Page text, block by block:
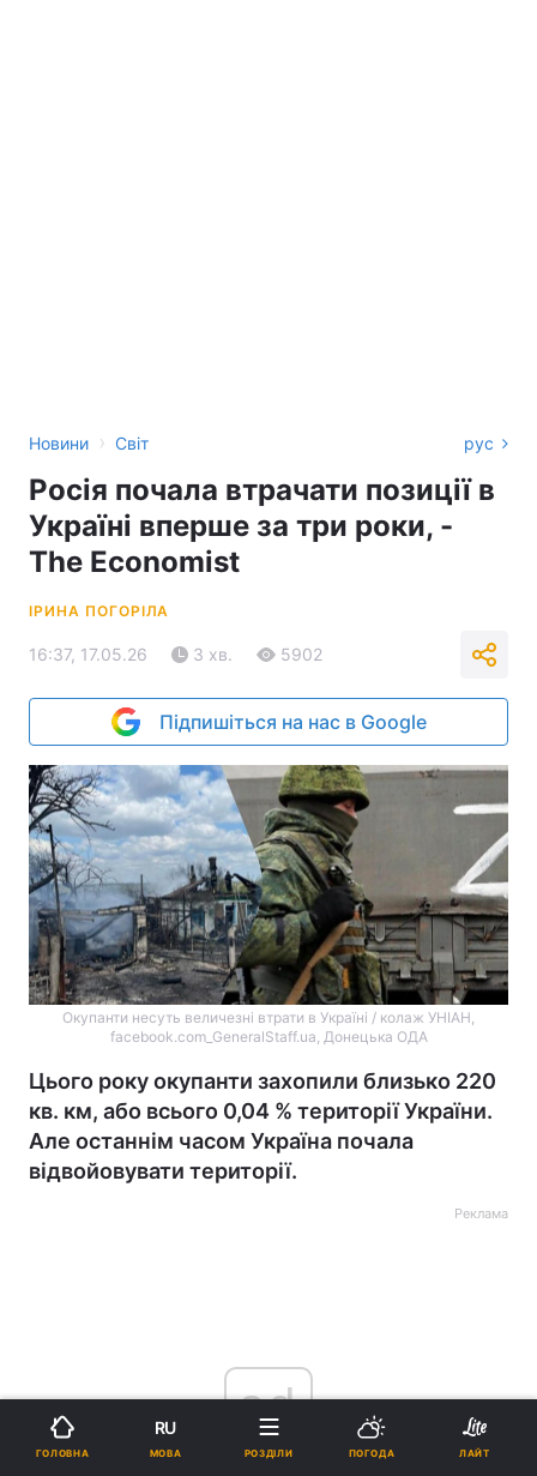
Новини › Світ рус
Росія почала втрачати позиції в
Україні вперше за три роки, -
The Economist
ІРИНА ПОГОРІЛА
16:37, 17.05.26 3 хв. 5902
Підпишіться на нас в Google
Окупанти несуть величезні втрати в Україні / колаж УНІАН,
facebook.com_GeneralStaff.ua, Донецька ОДА
Цього року окупанти захопили близько 220
кв. км, або всього 0,04 % території України.
Але останнім часом Україна почала
відвойовувати території.
Реклама
ad
ГОЛОВНА
RU
МОВА РОЗДІЛИ ПОГОДА ЛАЙТ